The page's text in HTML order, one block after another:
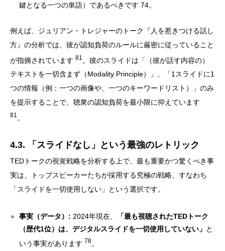
鍵となる一つの単語）であるべきです 74。
例えば、ジュリアン・トレジャーのトーク『人を惹きつける話し
方』の分析では、彼が認知負荷のルールに厳密に従っていること
が指摘されています 81 。彼のスライドは「（彼が話す内容の）
テキストを一切含まず（Modality Principle）」、「1スライドに1
つの情報（例：一つの画像や、一つのキーワードリスト）」のみ
を提示することで、聴衆の認知負荷を最小限に抑えています
81 。
4.3. 「スライドなし」という最強のレトリック
TEDトークの視覚戦略を分析する上で、最も重要かつ驚くべき事
実は、トップスピーカーたちが採用する究極の戦略、すなわち
「スライドを一切使用しない」という選択です。
事実（データ）: 2024年現在、
「最も視聴されたTEDトーク
（歴代1位）は、デジタルスライドを一切使用していない」 と
いう事実があります 78。